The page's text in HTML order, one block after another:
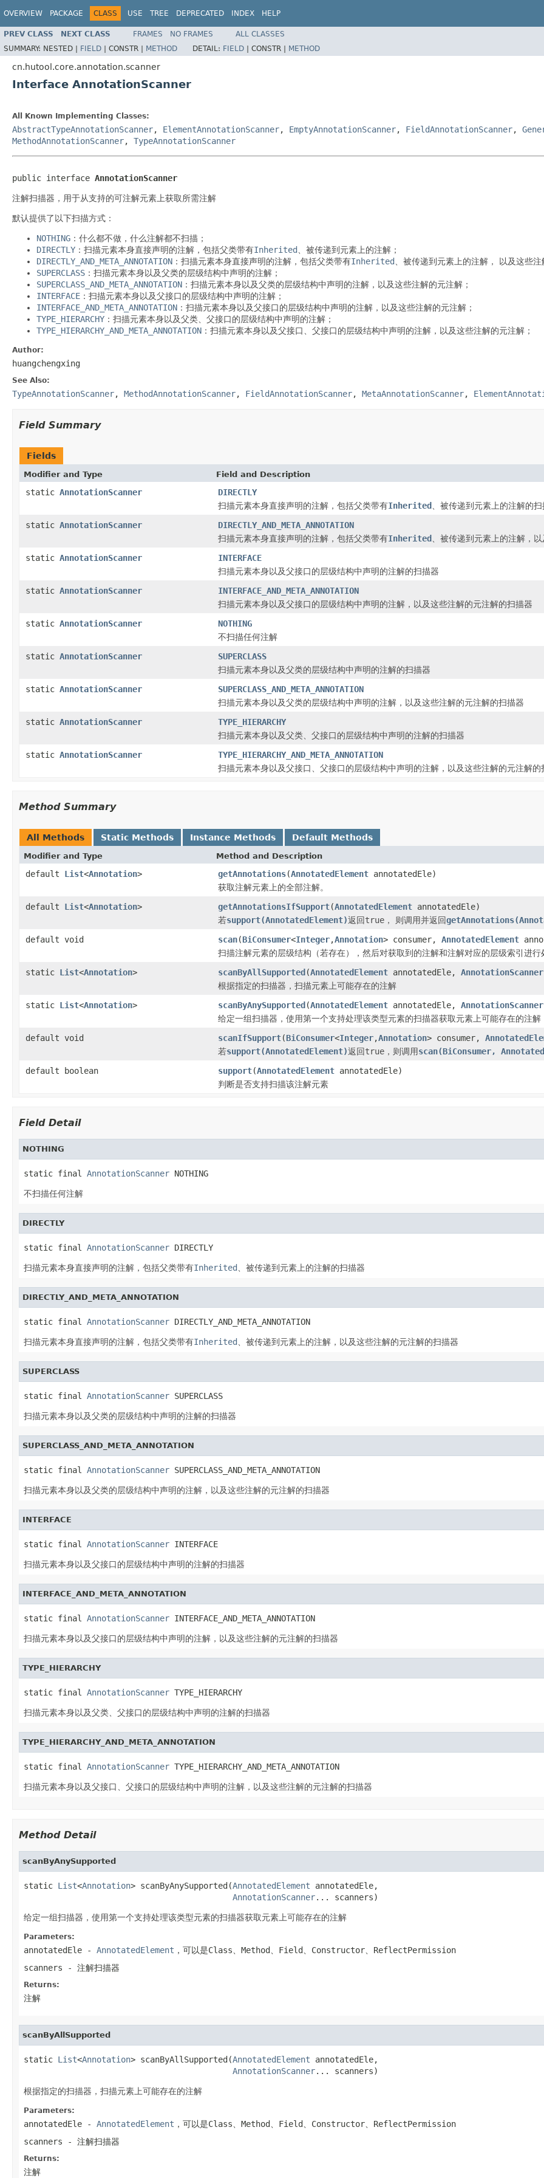
OVERVIEW PACKAGE CLASS USE TREE DEPRECATED INDEX HELP
PREV CLASS NEXT CLASS FRAMES NO FRAMES
ALL CLASSES
SUMMARY: NESTED | FIELD | CONSTR | METHOD DETAIL: FIELD | CONSTR | METHOD
cn.hutool.core.annotation.scanner
Interface AnnotationScanner
All Known Implementing Classes:
AbstractTypeAnnotationScanner, ElementAnnotationScanner, EmptyAnnotationScanner, FieldAnnotationScanner,
MethodAnnotationScanner, TypeAnnotationScanner
public interface AnnotationScanner
注解扫描器，用于从支持的可注解元素上获取所需注解
默认提供了以下扫描方式：
NOTHING ：什么都不做，什么注解都不扫描；
DIRECTLY ：扫描元素本身直接声明的注解，包括父类带有Inherited 、被传递到元素上的注解；
DIRECTLY_AND_META_ANNOTATION ：扫描元素本身直接声明的注解，包括父类带有Inherited 、被传递到元素上的注解， 以及这些
SUPERCLASS ：扫描元素本身以及父类的层级结构中声明的注解；
SUPERCLASS_AND_META_ANNOTATION ：扫描元素本身以及父类的层级结构中声明的注解，以及这些注解的元注解；
INTERFACE ：扫描元素本身以及父接口的层级结构中声明的注解；
INTERFACE_AND_META_ANNOTATION ：扫描元素本身以及父接口的层级结构中声明的注解，以及这些注解的元注解；
TYPE_HIERARCHY ：扫描元素本身以及父类、父接口的层级结构中声明的注解；
TYPE_HIERARCHY_AND_META_ANNOTATION ：扫描元素本身以及父接口、父接口的层级结构中声明的注解，以及这些注解的元注解；
Author:
huangchengxing
See Also:
TypeAnnotationScanner, MethodAnnotationScanner, FieldAnnotationScanner, MetaAnnotationScanner,
Field Summary
Fields
Modifier and Type Field and Description
static AnnotationScanner
DIRECTLY
扫描元素本身直接声明的注解，包括父类带有Inherited 、被传递到元素上的注解的
static AnnotationScanner
DIRECTLY_AND_META_ANNOTATION
扫描元素本身直接声明的注解，包括父类带有Inherited 、被传递到元素上的注解，
static AnnotationScanner
INTERFACE
扫描元素本身以及父接口的层级结构中声明的注解的扫描器
static AnnotationScanner
INTERFACE_AND_META_ANNOTATION
扫描元素本身以及父接口的层级结构中声明的注解，以及这些注解的元注解的扫描器
static AnnotationScanner
NOTHING
不扫描任何注解
static AnnotationScanner
SUPERCLASS
扫描元素本身以及父类的层级结构中声明的注解的扫描器
static AnnotationScanner
SUPERCLASS_AND_META_ANNOTATION
扫描元素本身以及父类的层级结构中声明的注解，以及这些注解的元注解的扫描器
static AnnotationScanner
TYPE_HIERARCHY
扫描元素本身以及父类、父接口的层级结构中声明的注解的扫描器
static AnnotationScanner
TYPE_HIERARCHY_AND_META_ANNOTATION
扫描元素本身以及父接口、父接口的层级结构中声明的注解，以及这些注解的元注解的
Method Summary
All Methods Static Methods Instance Methods Default Methods
Modifier and Type Method and Description
default List<Annotation> getAnnotations(AnnotatedElement annotatedEle)
获取注解元素上的全部注解。
default List<Annotation> getAnnotationsIfSupport(AnnotatedElement annotatedEle)
若support(AnnotatedElement)返回true ， 则调用并返回
default void
scan(BiConsumer<Integer,Annotation> consumer, AnnotatedElement
扫描注解元素的层级结构（若存在），然后对获取到的注解和注解对应的层级索引进行
static List<Annotation> scanByAllSupported(AnnotatedElement annotatedEle, AnnotationScanner
根据指定的扫描器，扫描元素上可能存在的注解
static List<Annotation> scanByAnySupported(AnnotatedElement annotatedEle, AnnotationScanner
给定一组扫描器，使用第一个支持处理该类型元素的扫描器获取元素上可能存在的注解
default void
scanIfSupport(BiConsumer<Integer,Annotation> consumer,
若support(AnnotatedElement)返回true ，则调用scan(BiConsumer,
default boolean
support(AnnotatedElement annotatedEle)
判断是否支持扫描该注解元素
Field Detail
NOTHING
static final AnnotationScanner NOTHING
不扫描任何注解
DIRECTLY
static final AnnotationScanner DIRECTLY
扫描元素本身直接声明的注解，包括父类带有Inherited 、被传递到元素上的注解的扫描器
DIRECTLY_AND_META_ANNOTATION
static final AnnotationScanner DIRECTLY_AND_META_ANNOTATION
扫描元素本身直接声明的注解，包括父类带有Inherited 、被传递到元素上的注解，以及这些注解的元注解的扫描器
SUPERCLASS
static final AnnotationScanner SUPERCLASS
扫描元素本身以及父类的层级结构中声明的注解的扫描器
SUPERCLASS_AND_META_ANNOTATION
static final AnnotationScanner SUPERCLASS_AND_META_ANNOTATION
扫描元素本身以及父类的层级结构中声明的注解，以及这些注解的元注解的扫描器
INTERFACE
static final AnnotationScanner INTERFACE
扫描元素本身以及父接口的层级结构中声明的注解的扫描器
INTERFACE_AND_META_ANNOTATION
static final AnnotationScanner INTERFACE_AND_META_ANNOTATION
扫描元素本身以及父接口的层级结构中声明的注解，以及这些注解的元注解的扫描器
TYPE_HIERARCHY
static final AnnotationScanner TYPE_HIERARCHY
扫描元素本身以及父类、父接口的层级结构中声明的注解的扫描器
TYPE_HIERARCHY_AND_META_ANNOTATION
static final AnnotationScanner TYPE_HIERARCHY_AND_META_ANNOTATION
扫描元素本身以及父接口、父接口的层级结构中声明的注解，以及这些注解的元注解的扫描器
Method Detail
scanByAnySupported
static List<Annotation> scanByAnySupported(AnnotatedElement annotatedEle,
AnnotationScanner... scanners)
给定一组扫描器，使用第一个支持处理该类型元素的扫描器获取元素上可能存在的注解
Parameters:
annotatedEle - AnnotatedElement ，可以是Class、Method、Field、Constructor、ReflectPermission
scanners - 注解扫描器
Returns:
注解
scanByAllSupported
static List<Annotation> scanByAllSupported(AnnotatedElement annotatedEle,
AnnotationScanner... scanners)
根据指定的扫描器，扫描元素上可能存在的注解
Parameters:
annotatedEle - AnnotatedElement ，可以是Class、Method、Field、Constructor、ReflectPermission
scanners - 注解扫描器
Returns:
注解